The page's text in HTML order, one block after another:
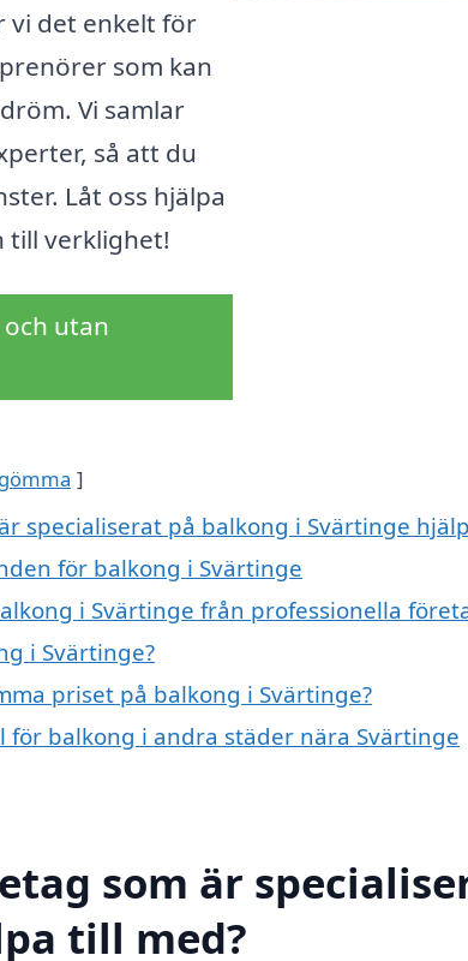
vi det enkelt för
som kan
Vi samlar
så att du
Låt oss hjälpa
till verklighet!
utan
gömma
specialiserat på balkong i Svärtinge
för balkong i Svärtinge
i Svärtinge från professionella
i Svärtinge?
priset på balkong i Svärtinge?
för balkong i andra städer nära Svärtinge
som är
till med?